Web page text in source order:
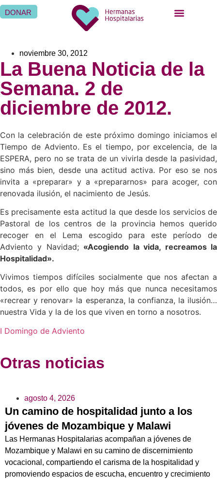
DONAR
noviembre 30, 2012
La Buena Noticia de la
Semana. 2 de
diciembre de 2012.
Con la celebración de este próximo domingo iniciamos el
Tiempo de Adviento. Es el tiempo, por excelencia, de la
ESPERA, pero no se trata de un vivirla desde la pasividad,
sino más bien, desde una actitud activa. Por eso se nos
invita a «preparar» y a «prepararnos» para acoger, con
renovada ilusión, el nacimiento de Jesús.
Es precisamente esta actitud la que desde los servicios de
Pastoral de los centros de la provincia hemos querido
recoger en el Lema escogido para este período de
Adviento y Navidad; «Acogiendo la vida, recreamos la
Hospitalidad».
Vivimos tiempos difíciles socialmente que nos afectan a
todos, es por ello que hoy más que nunca necesitamos
«recrear y renovar» la esperanza, la confianza, la ilusión…
nuestra Vida y la de los que viven en torno a nosotros.
I Domingo de Adviento
Otras noticias
agosto 4, 2026
Un camino de hospitalidad junto a los
jóvenes de Mozambique y Malawi
Las Hermanas Hospitalarias acompañan a jóvenes de
Mozambique y Malawi en su camino de discernimiento
vocacional, compartiendo el carisma de la hospitalidad y
promoviendo espacios de escucha, encuentro y crecimiento